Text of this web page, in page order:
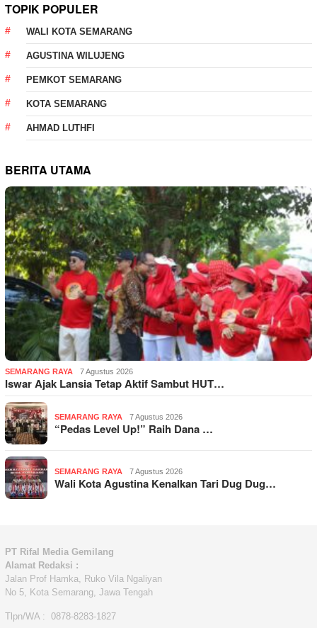
TOPIK POPULER
WALI KOTA SEMARANG
AGUSTINA WILUJENG
PEMKOT SEMARANG
KOTA SEMARANG
AHMAD LUTHFI
BERITA UTAMA
SEMARANG RAYA 7 Agustus 2026
Iswar Ajak Lansia Tetap Aktif Sambut HUT…
SEMARANG RAYA 7 Agustus 2026
“Pedas Level Up!” Raih Dana …
SEMARANG RAYA 7 Agustus 2026
Wali Kota Agustina Kenalkan Tari Dug Dug…
PT Rifal Media Gemilang
Alamat Redaksi :
Jalan Prof Hamka, Ruko Vila Ngaliyan
No 5, Kota Semarang, Jawa Tengah
Tlpn/WA : 0878-8283-1827